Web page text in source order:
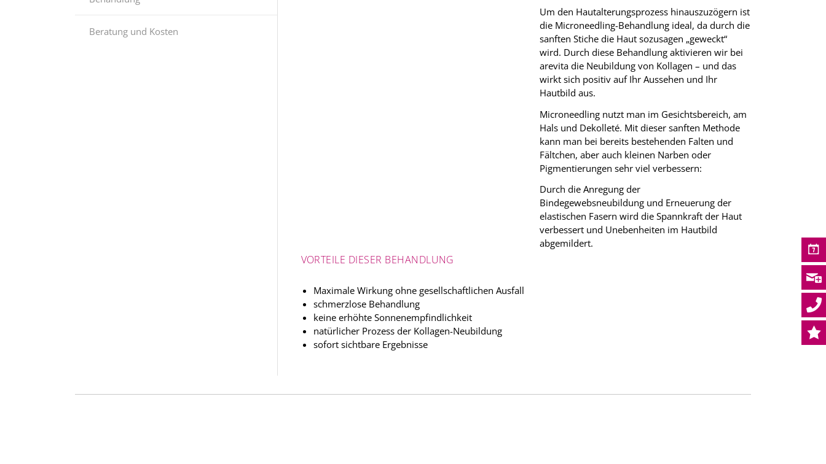
Beratung und Kosten
Um den Hautalterungsprozess hinauszuzögern ist
die Microneedling-Behandlung ideal, da durch die
sanften Stiche die Haut sozusagen „geweckt“
wird. Durch diese Behandlung aktivieren wir bei
arevita die Neubildung von Kollagen – und das
wirkt sich positiv auf Ihr Aussehen und Ihr
Hautbild aus.
Microneedling nutzt man im Gesichtsbereich, am
Hals und Dekolleté. Mit dieser sanften Methode
kann man bei bereits bestehenden Falten und
Fältchen, aber auch kleinen Narben oder
Pigmentierungen sehr viel verbessern:
Durch die Anregung der
Bindegewebsneubildung und Erneuerung der
elastischen Fasern wird die Spannkraft der Haut
verbessert und Unebenheiten im Hautbild
abgemildert.
VORTEILE DIESER BEHANDLUNG
Maximale Wirkung ohne gesellschaftlichen Ausfall
schmerzlose Behandlung
keine erhöhte Sonnenempfindlichkeit
natürlicher Prozess der Kollagen-Neubildung
sofort sichtbare Ergebnisse